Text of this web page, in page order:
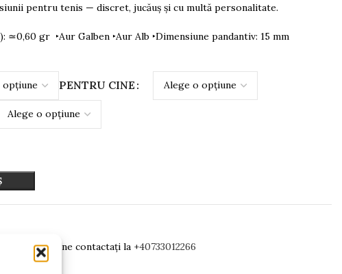
pentru tenis — discret, jucăuș și cu multă personalitate.
≃0,60 gr ‣Aur Galben ‣Aur Alb ‣Dimensiune pandantiv: 15 mm
PENTRU CINE
vă rugăm să ne contactați la +40733012266